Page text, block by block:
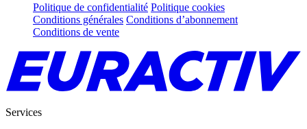
Politique de confidentialité Politique cookies
Conditions générales Conditions d’abonnement
Conditions de vente
Services